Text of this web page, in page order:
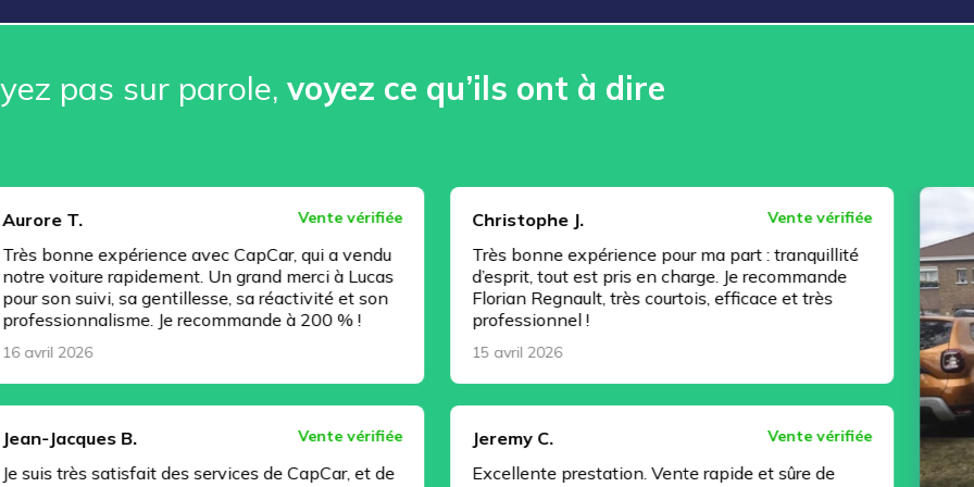
pas sur parole, voyez ce qu’ils ont à dire
Vente vérifiée
avec CapCar, qui a vendu
rapidement. Un grand merci à Lucas
sa gentillesse, sa réactivité et son
Je recommande à 200 % !
B. Vente vérifiée
des services de CapCar, et de
Christophe J. Vente vérifiée
Très bonne expérience pour ma part : tranquillité
d’esprit, tout est pris en charge. Je recommande
Florian Regnault, très courtois, efficace et très
professionnel !
Jeremy C. Vente vérifiée
Excellente prestation. Vente rapide et sûre de